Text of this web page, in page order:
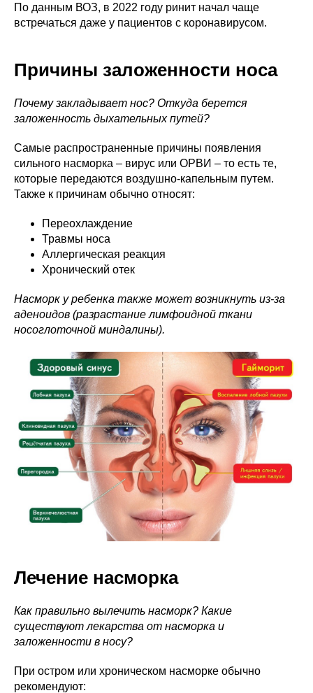
По данным ВОЗ, в 2022 году ринит начал чаще
встречаться даже у пациентов с коронавирусом.
Причины заложенности носа
Почему закладывает нос? Откуда берется
заложенность дыхательных путей?
Самые распространенные причины появления
сильного насморка – вирус или ОРВИ – то есть те,
которые передаются воздушно-капельным путем.
Также к причинам обычно относят:
Переохлаждение
Травмы носа
Аллергическая реакция
Хронический отек
Насморк у ребенка также может возникнуть из-за
аденоидов (разрастание лимфоидной ткани
носоглоточной миндалины).
Лечение насморка
Как правильно вылечить насморк? Какие
существуют лекарства от насморка и
заложенности в носу?
При остром или хроническом насморке обычно
рекомендуют: